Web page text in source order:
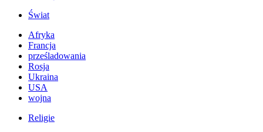
Świat
Afryka
Francja
prześladowania
Rosja
Ukraina
USA
wojna
Religie